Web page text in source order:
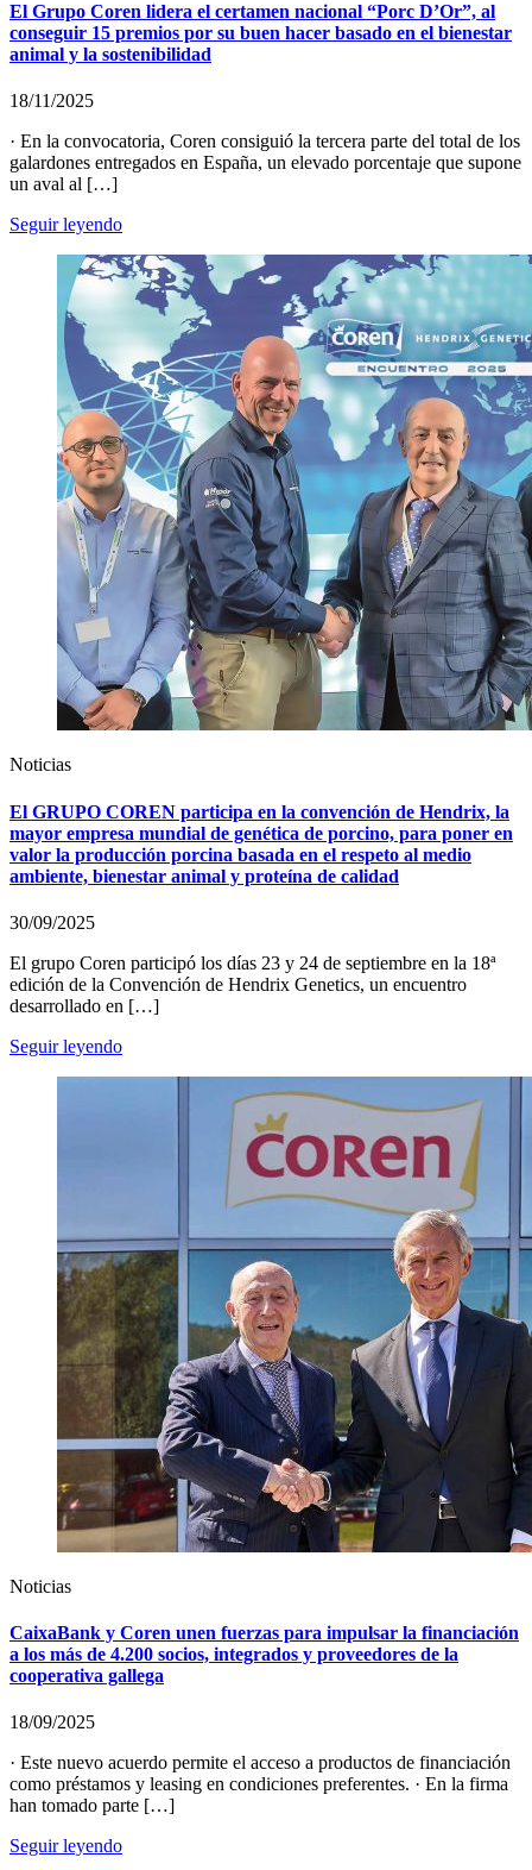
El Grupo Coren lidera el certamen nacional “Porc D’Or”, al
conseguir 15 premios por su buen hacer basado en el bienestar
animal y la sostenibilidad
18/11/2025
· En la convocatoria, Coren consiguió la tercera parte del total de los
galardones entregados en España, un elevado porcentaje que supone
un aval al […]
Seguir leyendo
Noticias
El GRUPO COREN participa en la convención de Hendrix, la
mayor empresa mundial de genética de porcino, para poner en
valor la producción porcina basada en el respeto al medio
ambiente, bienestar animal y proteína de calidad
30/09/2025
El grupo Coren participó los días 23 y 24 de septiembre en la 18ª
edición de la Convención de Hendrix Genetics, un encuentro
desarrollado en […]
Seguir leyendo
Noticias
CaixaBank y Coren unen fuerzas para impulsar la financiación
a los más de 4.200 socios, integrados y proveedores de la
cooperativa gallega
18/09/2025
· Este nuevo acuerdo permite el acceso a productos de financiación
como préstamos y leasing en condiciones preferentes. · En la firma
han tomado parte […]
Seguir leyendo